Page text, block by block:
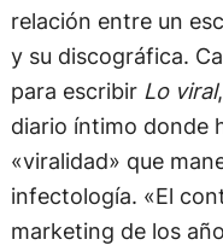
relación entre un
y su discográfica.
para escribir Lo viral
diario íntimo donde
«viralidad» que
infectología. «El
marketing de los